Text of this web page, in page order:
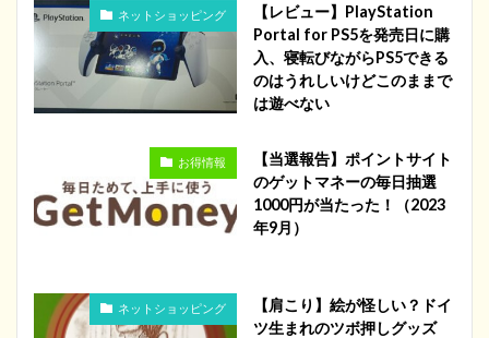
ネットショッピング
【レビュー】PlayStation
Portal for PS5を発売日に購
入、寝転びながらPS5できる
のはうれしいけどこのままで
は遊べない
お得情報
【当選報告】ポイントサイト
のゲットマネーの毎日抽選
1000円が当たった！（2023
年9月）
ネットショッピング
【肩こり】絵が怪しい？ドイ
ツ生まれのツボ押しグッズ